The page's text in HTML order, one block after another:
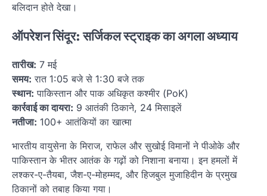
बलिदान होते देखा।
ऑपरेशन सिंदूर: सर्जिकल स्ट्राइक का अगला अध्याय
तारीख: 7 मई
समय: रात 1:05 बजे से 1:30 बजे तक
स्थान: पाकिस्तान और पाक अधिकृत कश्मीर (PoK)
कार्रवाई का दायरा: 9 आतंकी ठिकाने, 24 मिसाइलें
नतीजा: 100+ आतंकियों का खात्मा
भारतीय वायुसेना के मिराज, राफेल और सुखोई विमानों ने पीओके और
पाकिस्तान के भीतर आतंक के गढ़ों को निशाना बनाया। इन हमलों में
लश्कर-ए-तैयबा, जैश-ए-मोहम्मद, और हिजबुल मुजाहिदीन के प्रमुख
ठिकानों को तबाह किया गया।